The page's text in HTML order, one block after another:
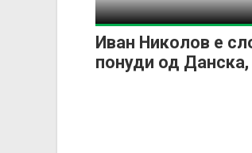
Иван Николов е
понуди од Данска,